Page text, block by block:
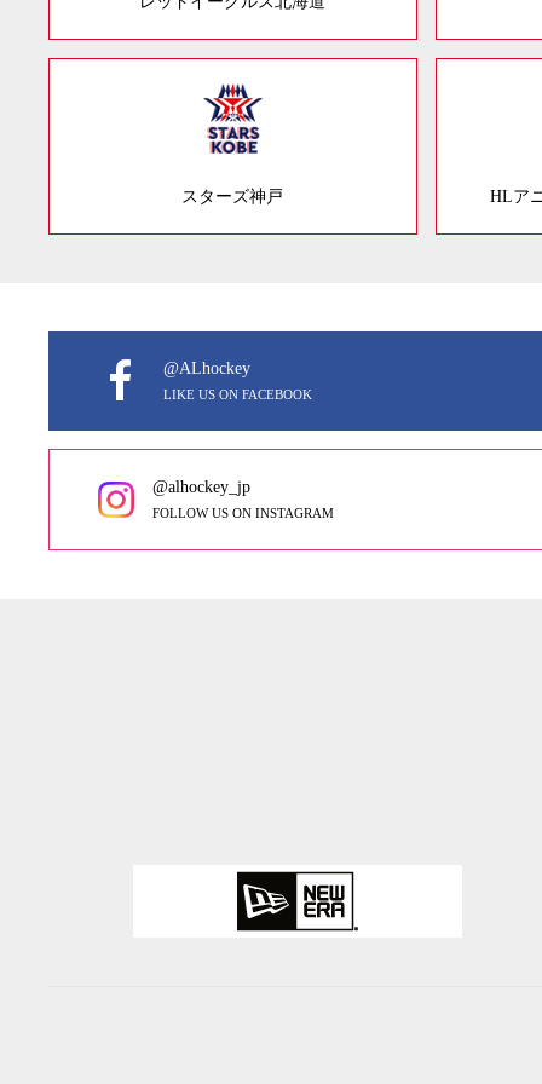
スターズ神戸 HLア
@ALhockey
LIKE US ON FACEBOOK
@alhockey_jp
FOLLOW US ON INSTAGRAM